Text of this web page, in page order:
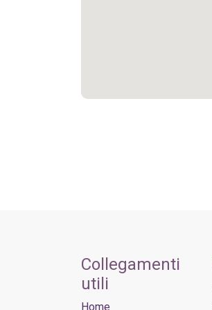
Collegamenti
utili
Home